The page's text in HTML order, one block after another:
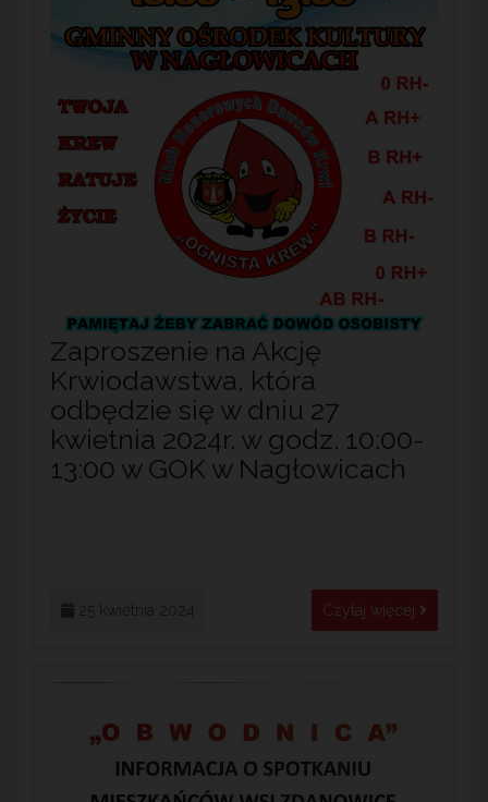
Zaproszenie na Akcję
Krwiodawstwa, która
odbędzie się w dniu 27
kwietnia 2024r. w godz. 10:00-
13:00 w GOK w Nagłowicach
Czytaj więcej